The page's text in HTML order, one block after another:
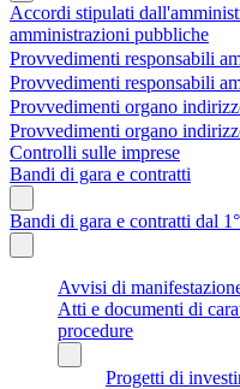
Accordi stipulati
amministrazioni pubbliche
Provvedimenti responsabili
Provvedimenti responsabili
Provvedimenti organo
Provvedimenti organo
Controlli sulle imprese
Bandi di gara e contratti
Bandi di gara e contratti dal
Avvisi di
Atti e documenti di
procedure
Progetti di